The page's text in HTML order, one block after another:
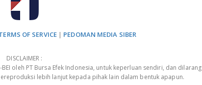
OF SERVICE| PEDOMAN MEDIA SIBER
DISCLAIMER :
oleh PT Bursa Efek Indonesia, untuk keperluan sendiri, dan dilarang
lebih lanjut kepada pihak lain dalam bentuk apapun.